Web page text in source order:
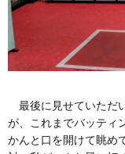
最後に見せていただ
が、これまでバッティ
かんと口を開けて眺め